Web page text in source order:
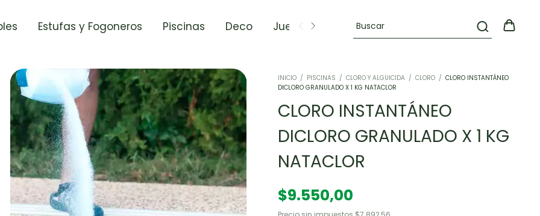
Estufas y Fogoneros Piscinas Deco Juegos OFERTAS
INICIO / PISCINAS / CLORO Y ALGUICIDA / CLORO / CLORO INSTANTÁNEO
DICLORO GRANULADO X 1 KG NATACLOR
CLORO INSTANTÁNEO
DICLORO GRANULADO X 1 KG
NATACLOR
$9.550,00